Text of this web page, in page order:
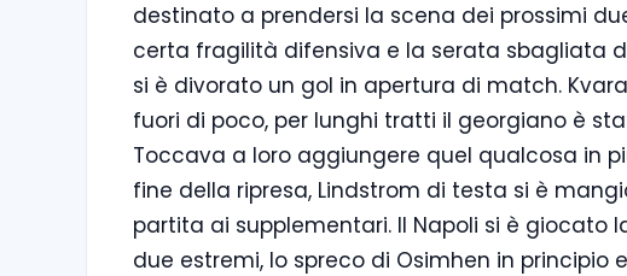
destinato a prendersi la scena dei prossimi
certa fragilità difensiva e la serata sbagliata
si è divorato un gol in apertura di match.
fuori di poco, per lunghi tratti il georgiano è
Toccava a loro aggiungere quel qualcosa in
fine della ripresa, Lindstrom di testa si è
partita ai supplementari. Il Napoli si è giocato
due estremi, lo spreco di Osimhen in principio